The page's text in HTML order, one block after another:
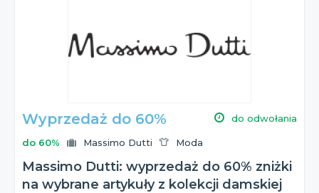
Wyprzedaż do 60% do odwołania
do 60% Massimo Dutti Moda
Massimo Dutti: wyprzedaż do 60% zniżki
na wybrane artykuły z kolekcji damskiej